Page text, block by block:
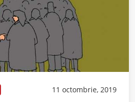
11 octombrie, 2019